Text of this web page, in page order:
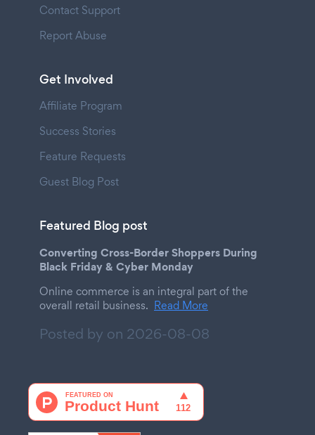
Contact Support
Report Abuse
Get Involved
Affiliate Program
Success Stories
Feature Requests
Guest Blog Post
Featured Blog post
Converting Cross-Border Shoppers During
Black Friday & Cyber Monday
Online commerce is an integral part of the
overall retail business. Read More
Posted by on 2026-08-08